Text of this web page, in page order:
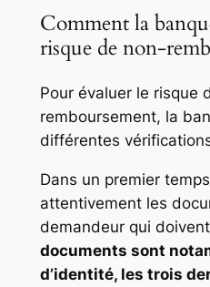
Comment la
risque de non-
Pour évaluer le risque
remboursement, la
différentes
Dans un premier
attentivement les
demandeur qui
documents sont
d’identité, les trois